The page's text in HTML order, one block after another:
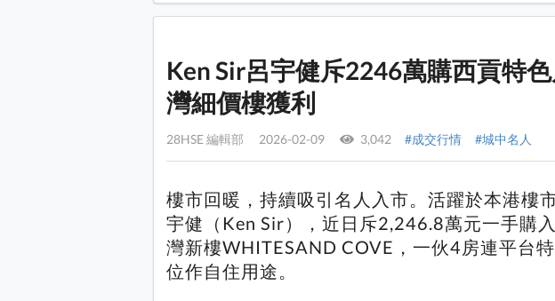
Ken Sir呂宇健斥2246萬購西貢特
灣細價樓獲利
28HSE 編輯部 2026-02-09 3,042 #成交行情 #城中名人
樓市回暖，持續吸引名人入市。活躍於本港樓
宇健（Ken Sir），近日斥2,246.8萬元一手購
灣新樓WHITESAND COVE，一伙4房連平台
位作自住用途。